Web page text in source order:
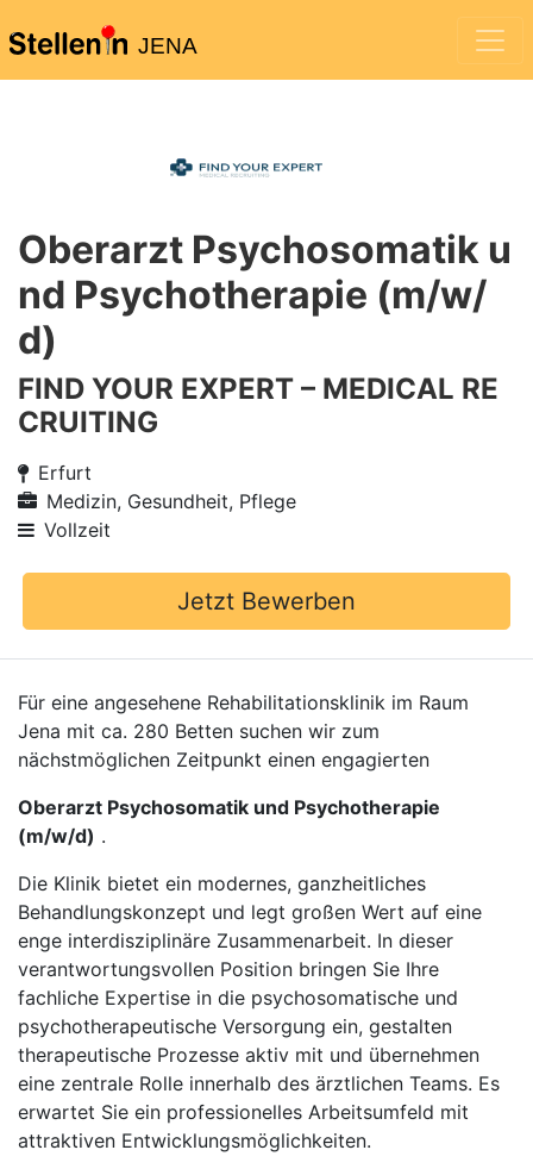
JENA
Oberarzt Psychosomatik u
nd Psychotherapie (m/w/
d)
FIND YOUR EXPERT – MEDICAL RE
CRUITING
Erfurt
Medizin, Gesundheit, Pflege
Vollzeit
Jetzt Bewerben
Für eine angesehene Rehabilitationsklinik im Raum
Jena mit ca. 280 Betten suchen wir zum
nächstmöglichen Zeitpunkt einen engagierten
Oberarzt Psychosomatik und Psychotherapie
(m/w/d) .
Die Klinik bietet ein modernes, ganzheitliches
Behandlungskonzept und legt großen Wert auf eine
enge interdisziplinäre Zusammenarbeit. In dieser
verantwortungsvollen Position bringen Sie Ihre
fachliche Expertise in die psychosomatische und
psychotherapeutische Versorgung ein, gestalten
therapeutische Prozesse aktiv mit und übernehmen
eine zentrale Rolle innerhalb des ärztlichen Teams. Es
erwartet Sie ein professionelles Arbeitsumfeld mit
attraktiven Entwicklungsmöglichkeiten.